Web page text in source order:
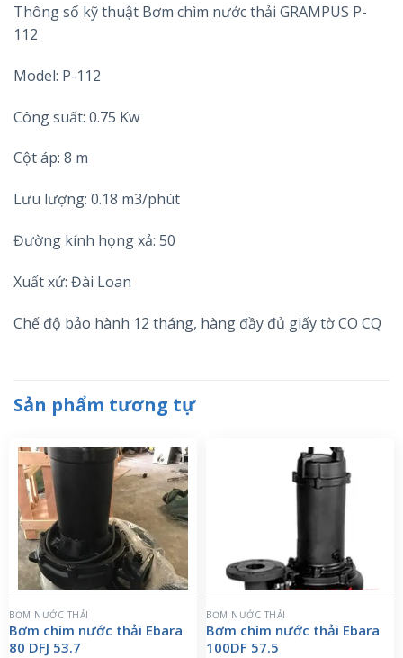
Thông số kỹ thuật Bơm chìm nước thải GRAMPUS P-
112
Model: P-112
Công suất: 0.75 Kw
Cột áp: 8 m
Lưu lượng: 0.18 m3/phút
Đường kính họng xả: 50
Xuất xứ: Đài Loan
Chế độ bảo hành 12 tháng, hàng đầy đủ giấy tờ CO CQ
Sản phẩm tương tự
BƠM NƯỚC THẢI
Bơm chìm nước thải Ebara
80 DFJ 53.7
BƠM NƯỚC THẢI
Bơm chìm nước thải Ebara
100DF 57.5